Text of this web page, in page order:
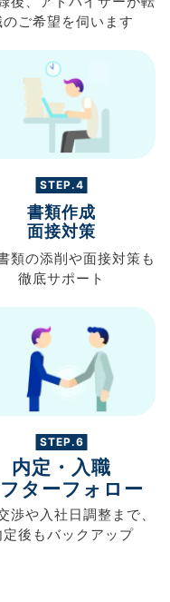
のご希望を伺います
STEP.4
書類作成
面接対策
類の添削や面接対策も
徹底サポート
STEP.6
内定・入職
ターフォロー
渉や入社日調整まで、
定後もバックアップ